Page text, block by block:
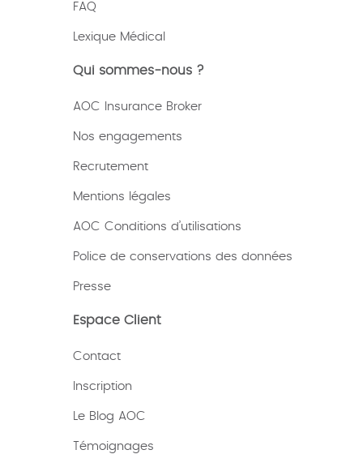
FAQ
Lexique Médical
Qui sommes-nous ?
AOC Insurance Broker
Nos engagements
Recrutement
Mentions légales
AOC Conditions d’utilisations
Police de conservations des données
Presse
Espace Client
Contact
Inscription
Le Blog AOC
Témoignages